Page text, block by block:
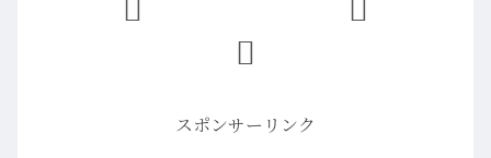
スポンサーリンク